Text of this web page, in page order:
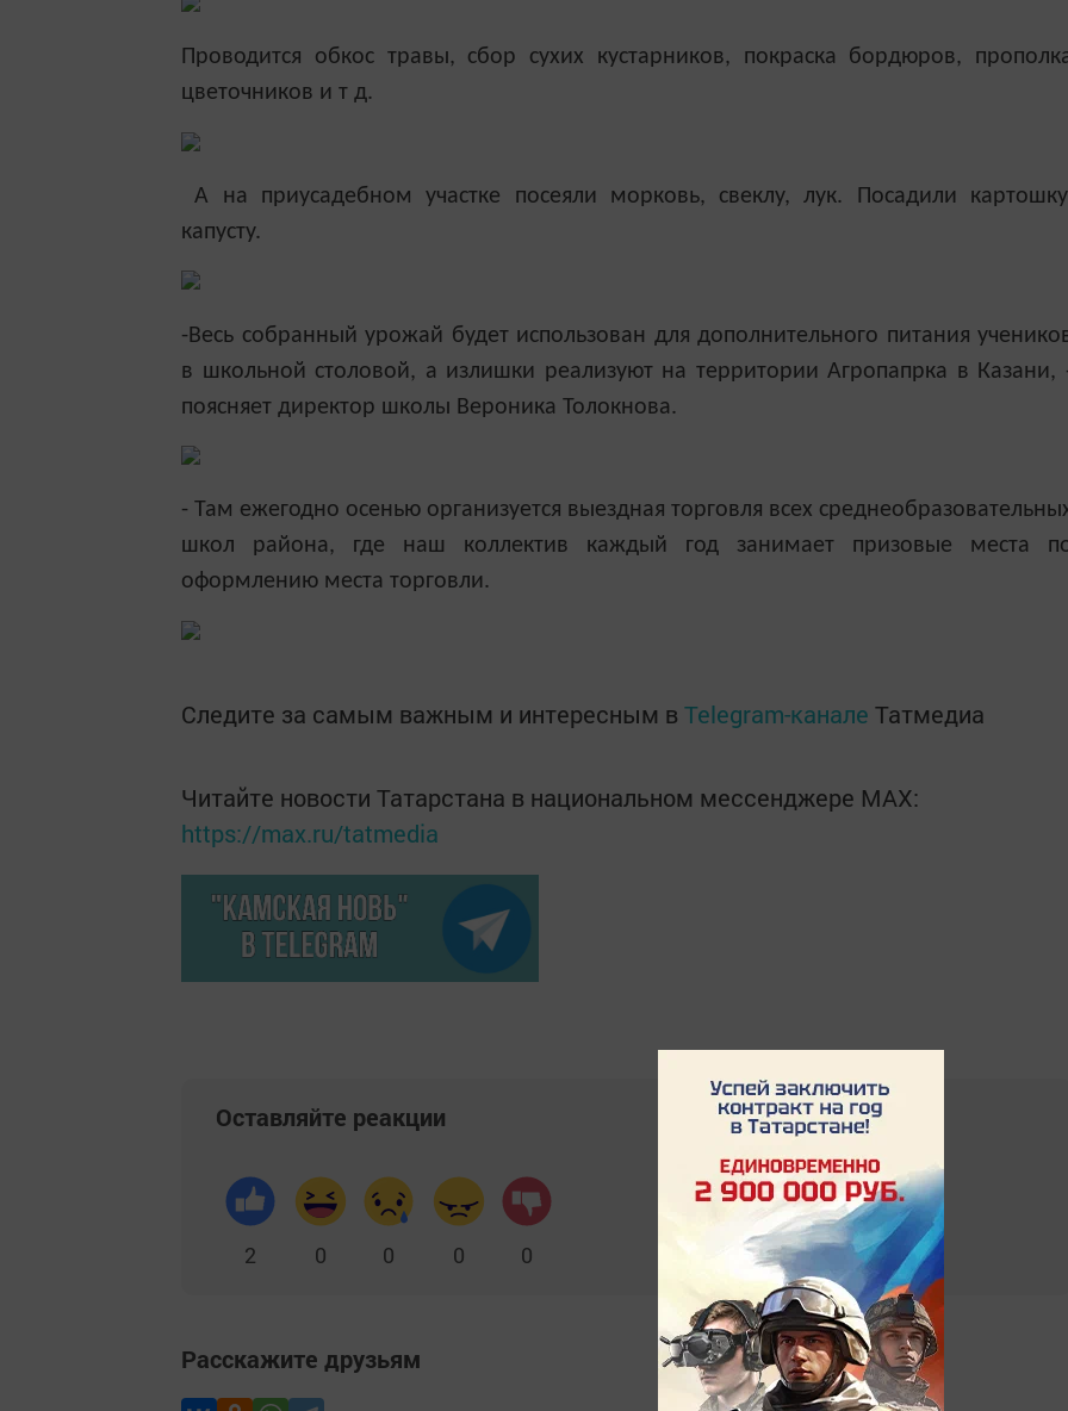
Проводится обкос травы, сбор сухих кустарников, покраска бордюров,
цветочников и т д.
А на приусадебном участке посеяли морковь, свеклу, лук. Посадили
капусту.
-Весь собранный урожай будет использован для дополнительного питания
в школьной столовой, а излишки реализуют на территории Агропапрка в Казани,
поясняет директор школы Вероника Толокнова.
- Там ежегодно осенью организуется выездная торговля всех
школ района, где наш коллектив каждый год занимает призовые места
оформлению места торговли.
Следите за самым важным и интересным в Telegram-канале Татмедиа
Читайте новости Татарстана в национальном мессенджере MАХ:
https://max.ru/tatmedia
Оставляйте реакции
2 0 0 0 0
Расскажите друзьям